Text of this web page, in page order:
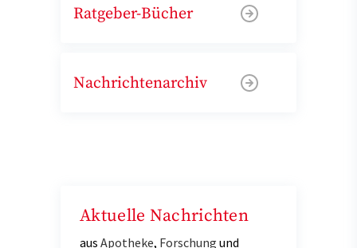
Ratgeber-Bücher
Nachrichtenarchiv
Aktuelle Nachrichten
aus Apotheke, Forschung und